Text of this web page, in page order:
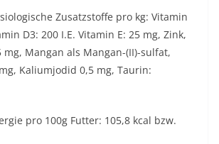
Zusatzstoffe pro kg: Vitamin
D3: 200 I.E. Vitamin E: 25 mg, Zink,
Mangan als Mangan-(II)-sulfat,
Kaliumjodid 0,5 mg, Taurin:
pro 100g Futter: 105,8 kcal bzw.